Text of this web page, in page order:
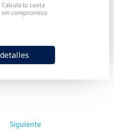
Calcula tu cuota
sin compromiso
Siguiente